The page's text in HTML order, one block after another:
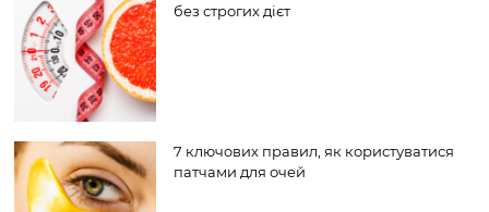
без строгих дієт
7 ключових правил, як користуватися
патчами для очей